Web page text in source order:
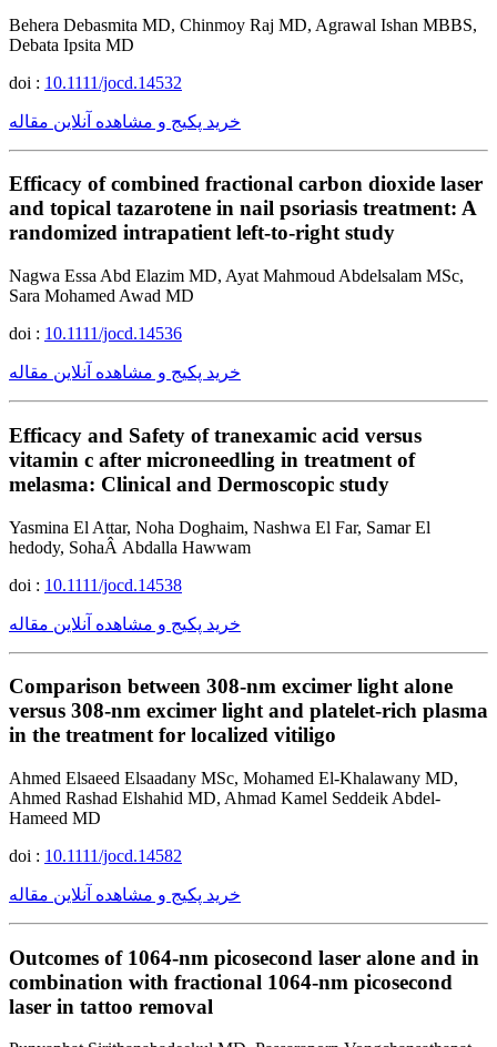
Behera Debasmita MD, Chinmoy Raj MD, Agrawal Ishan MBBS,
Debata Ipsita MD
doi : 10.1111/jocd.14532
خرید پکیج و مشاهده آنلاین مقاله
Efficacy of combined fractional carbon dioxide laser
and topical tazarotene in nail psoriasis treatment: A
randomized intrapatient left-to-right study
Nagwa Essa Abd Elazim MD, Ayat Mahmoud Abdelsalam MSc,
Sara Mohamed Awad MD
doi : 10.1111/jocd.14536
خرید پکیج و مشاهده آنلاین مقاله
Efficacy and Safety of tranexamic acid versus
vitamin c after microneedling in treatment of
melasma: Clinical and Dermoscopic study
Yasmina El Attar, Noha Doghaim, Nashwa El Far, Samar El
hedody, SohaÂ Abdalla Hawwam
doi : 10.1111/jocd.14538
خرید پکیج و مشاهده آنلاین مقاله
Comparison between 308-nm excimer light alone
versus 308-nm excimer light and platelet-rich plasma
in the treatment for localized vitiligo
Ahmed Elsaeed Elsaadany MSc, Mohamed El-Khalawany MD,
Ahmed Rashad Elshahid MD, Ahmad Kamel Seddeik Abdel-
Hameed MD
doi : 10.1111/jocd.14582
خرید پکیج و مشاهده آنلاین مقاله
Outcomes of 1064-nm picosecond laser alone and in
combination with fractional 1064-nm picosecond
laser in tattoo removal